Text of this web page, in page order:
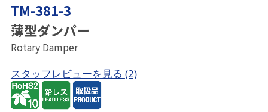
TM-381-3
薄型ダンパー
Rotary Damper
スタッフレビューを見る (2)